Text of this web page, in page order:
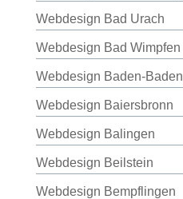
Webdesign Bad Urach
Webdesign Bad Wimpfen
Webdesign Baden-Baden
Webdesign Baiersbronn
Webdesign Balingen
Webdesign Beilstein
Webdesign Bempflingen